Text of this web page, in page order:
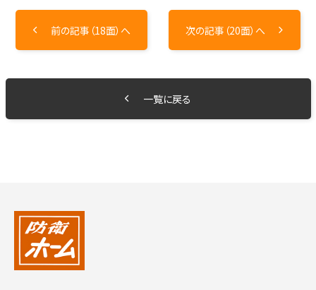
前の記事（18面）へ 次の記事（20面）へ
一覧に戻る